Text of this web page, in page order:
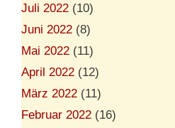
Juli 2022 (10)
Juni 2022 (8)
Mai 2022 (11)
April 2022 (12)
März 2022 (11)
Februar 2022 (16)